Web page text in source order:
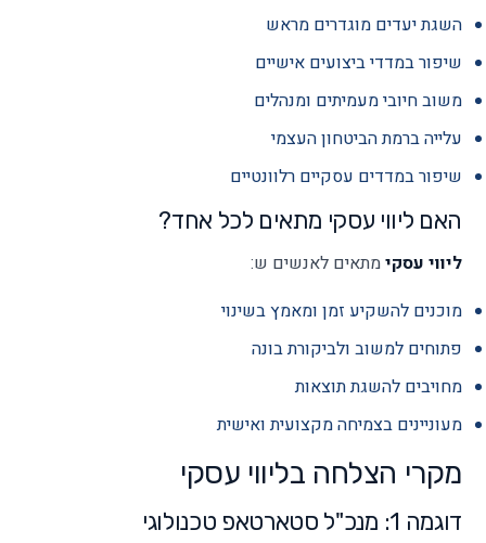
השגת יעדים מוגדרים מראש
שיפור במדדי ביצועים אישיים
משוב חיובי מעמיתים ומנהלים
עלייה ברמת הביטחון העצמי
שיפור במדדים עסקיים רלוונטיים
האם ליווי עסקי מתאים לכל אחד?
ליווי עסקימתאים לאנשים ש:
מוכנים להשקיע זמן ומאמץ בשינוי
פתוחים למשוב ולביקורת בונה
מחויבים להשגת תוצאות
מעוניינים בצמיחה מקצועית ואישית
מקרי הצלחה בליווי עסקי
דוגמה 1: מנכ"ל סטארטאפ טכנולוגי